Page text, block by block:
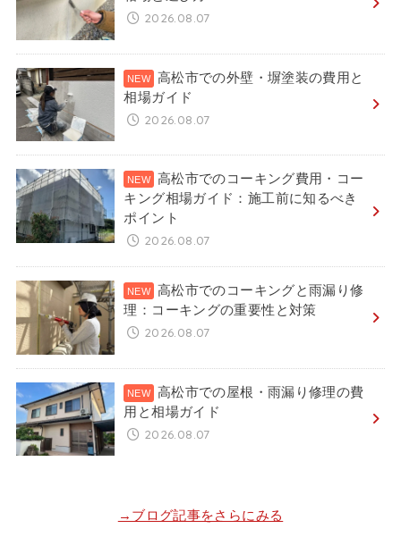
2026.08.07
高松市での外壁・塀塗装の費用と
相場ガイド
2026.08.07
高松市でのコーキング費用・コー
キング相場ガイド：施工前に知るべき
ポイント
2026.08.07
高松市でのコーキングと雨漏り修
理：コーキングの重要性と対策
2026.08.07
高松市での屋根・雨漏り修理の費
用と相場ガイド
2026.08.07
→ブログ記事をさらにみる